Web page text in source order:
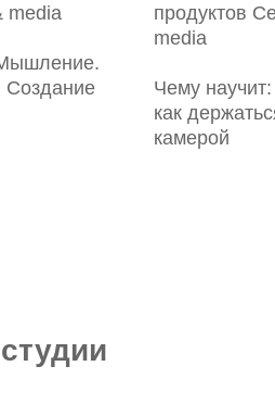
media
Создание
продуктов
media
Чему
как
камерой